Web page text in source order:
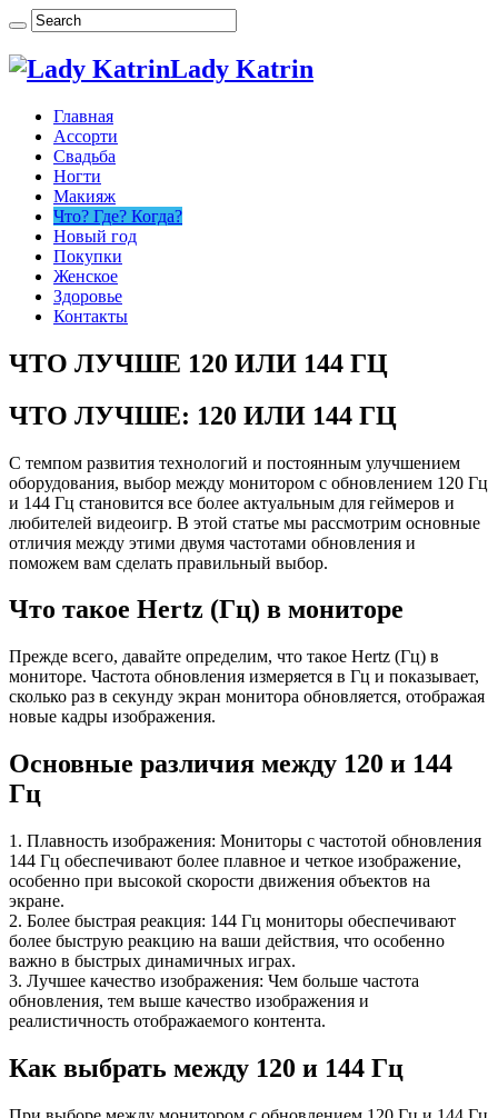
Lady Katrin
Главная
Ассорти
Свадьба
Ногти
Макияж
Что? Где? Когда?
Новый год
Покупки
Женское
Здоровье
Контакты
ЧТО ЛУЧШЕ 120 ИЛИ 144 ГЦ
ЧТО ЛУЧШЕ: 120 ИЛИ 144 ГЦ
С темпом развития технологий и постоянным улучшением
оборудования, выбор между монитором с обновлением 120 Гц
и 144 Гц становится все более актуальным для геймеров и
любителей видеоигр. В этой статье мы рассмотрим основные
отличия между этими двумя частотами обновления и
поможем вам сделать правильный выбор.
Что такое Hertz (Гц) в мониторе
Прежде всего, давайте определим, что такое Hertz (Гц) в
мониторе. Частота обновления измеряется в Гц и показывает,
сколько раз в секунду экран монитора обновляется, отображая
новые кадры изображения.
Основные различия между 120 и 144
Гц
1. Плавность изображения: Мониторы с частотой обновления
144 Гц обеспечивают более плавное и четкое изображение,
особенно при высокой скорости движения объектов на
экране.
2. Более быстрая реакция: 144 Гц мониторы обеспечивают
более быструю реакцию на ваши действия, что особенно
важно в быстрых динамичных играх.
3. Лучшее качество изображения: Чем больше частота
обновления, тем выше качество изображения и
реалистичность отображаемого контента.
Как выбрать между 120 и 144 Гц